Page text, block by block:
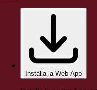
Installa la Web App